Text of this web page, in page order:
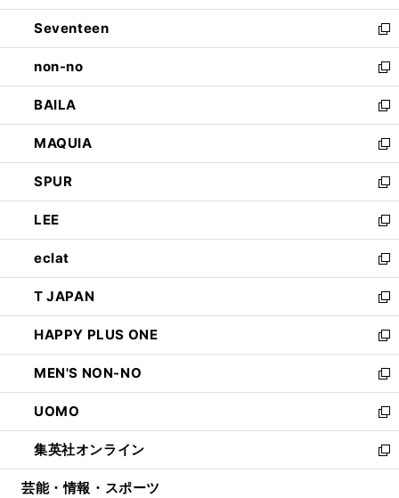
開
く
ウ
で
開
く
ン
ド
ウ
で
開
く
Seventeen
新
し
い
ウ
ィ
ン
ド
ウ
で
開
く
non-no
新
し
い
ウ
ィ
ン
ド
ウ
で
開
く
BAILA
新
し
い
ウ
ィ
ン
ド
ウ
で
開
く
MAQUIA
新
し
い
ウ
ィ
ン
ド
ウ
で
開
く
SPUR
新
し
い
ウ
ィ
ン
ド
ウ
で
開
く
LEE
新
し
い
ウ
ィ
ン
ド
ウ
で
開
く
eclat
新
し
い
ウ
ィ
ン
ド
ウ
で
開
く
T JAPAN
新
し
い
ウ
ィ
ン
ド
ウ
で
開
HAPPY PLUS ONE
新
し
い
ウ
ィ
ン
ド
ウ
MEN'S NON-NO
新
し
い
ウ
ィ
ン
UOMO
新
し
い
ウ
集英社オンライン
新
し
芸能・情報・スポーツ